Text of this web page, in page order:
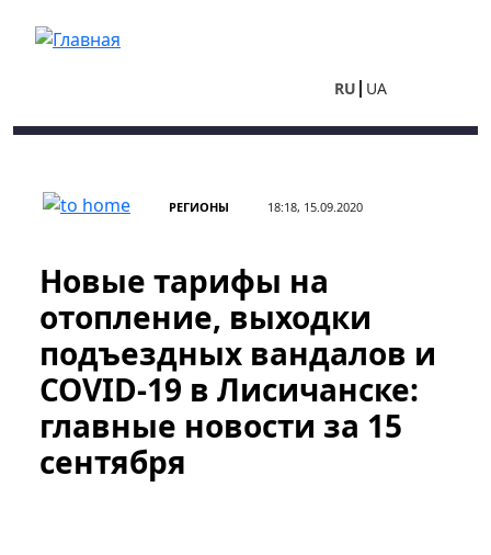
RU UA
РЕГИОНЫ 18:18, 15.09.2020
Новые тарифы на
отопление, выходки
подъездных вандалов и
COVID-19 в Лисичанске:
главные новости за 15
сентября